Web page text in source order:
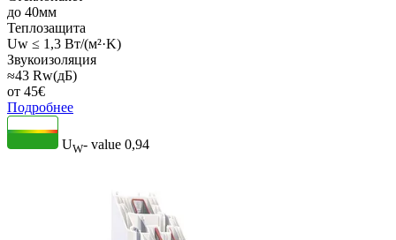
до 40мм
Теплозащита
Uw ≤ 1,3 Вт/(м²·K)
Звукоизоляция
≈43 Rw(дБ)
от 45€
Подробнее
UW- value 0,94